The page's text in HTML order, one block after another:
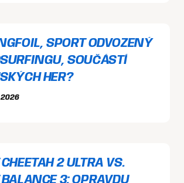
SPORT ODVOZENÝ
SOUČÁSTÍ
HER?
2026
2 ULTRA VS.
3: OPRAVDU